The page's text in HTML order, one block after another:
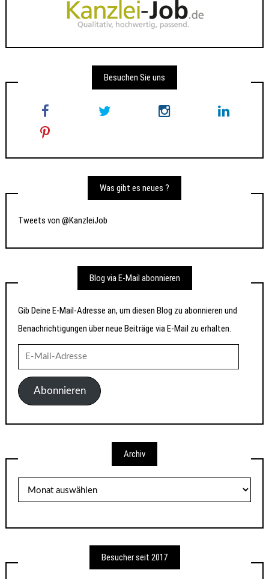
Besuchen Sie uns
Was gibt es neues ?
Tweets von @KanzleiJob
Blog via E-Mail abonnieren
Gib Deine E-Mail-Adresse an, um diesen Blog zu abonnieren und
Benachrichtigungen über neue Beiträge via E-Mail zu erhalten.
Mail-
AdresseAbonnieren
Archiv
Besucher seit 2017